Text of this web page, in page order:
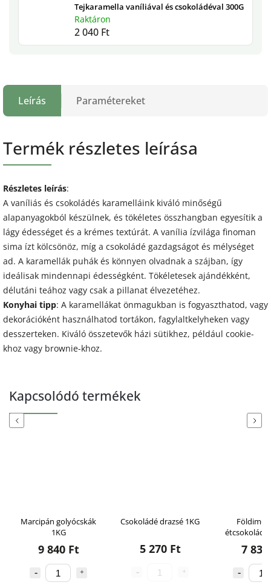
Tejkaramella vaníliával és csokoládéval 300G
Raktáron
2 040 Ft
Leírás Paramétereket
Termék részletes leírása
Részletes leírás:
A vaníliás és csokoládés karamelláink kiváló minőségű
alapanyagokból készülnek, és tökéletes összhangban egyesítik a
lágy édességet és a krémes textúrát. A vanília ízvilága finoman
sima ízt kölcsönöz, míg a csokoládé gazdagságot és mélységet
ad. A karamellák puhák és könnyen olvadnak a szájban, így
ideálisak mindennapi édességként. Tökéletesek ajándékként,
délutáni teához vagy csak a pillanat élvezetéhez.
Konyhai tipp: A karamellákat önmagukban is fogyaszthatod, vagy
dekorációként használhatod tortákon, fagylaltkelyheken vagy
desszerteken. Kiváló összetevők házi sütikhez, például cookie-
khoz vagy brownie-khoz.
Kapcsolódó termékek
Previous
Csokoládé drazsé 1KG
5 270 Ft
Földimogyoró
7 830 Ft 9
Next